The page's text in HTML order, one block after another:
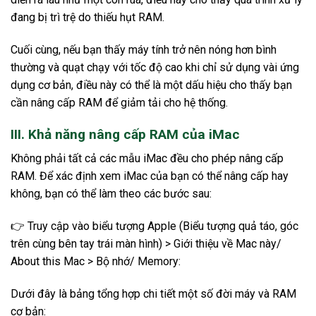
đang bị trì trệ do thiếu hụt RAM.
Cuối cùng, nếu bạn thấy máy tính trở nên nóng hơn bình
thường và quạt chạy với tốc độ cao khi chỉ sử dụng vài ứng
dụng cơ bản, điều này có thể là một dấu hiệu cho thấy bạn
cần nâng cấp RAM để giảm tải cho hệ thống.
III. Khả năng nâng cấp RAM của iMac
Không phải tất cả các mẫu iMac đều cho phép nâng cấp
RAM. Để xác định xem iMac của bạn có thể nâng cấp hay
không, bạn có thể làm theo các bước sau:
👉 Truy cập vào biểu tượng Apple (Biểu tượng quả táo, góc
trên cùng bên tay trái màn hình) > Giới thiệu về Mac này/
About this Mac > Bộ nhớ/ Memory:
Dưới đây là bảng tổng hợp chi tiết một số đời máy và RAM
cơ bản: